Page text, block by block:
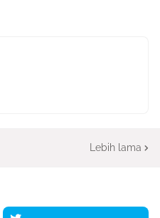
Lebih lama